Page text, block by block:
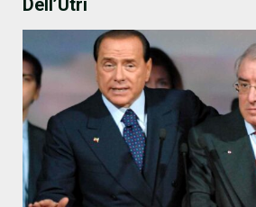
Dell’Utri